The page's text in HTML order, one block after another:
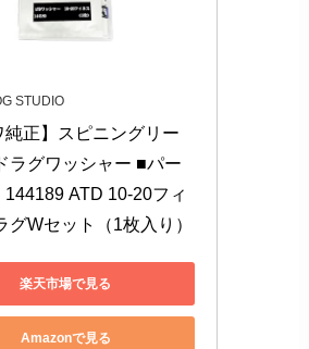
STUDIO
純正】スピニングリー
ラグワッシャー ■パー
144189 ATD 10-20フィ
グWセット（1枚入り）
楽天市場で見る
Amazonで見る